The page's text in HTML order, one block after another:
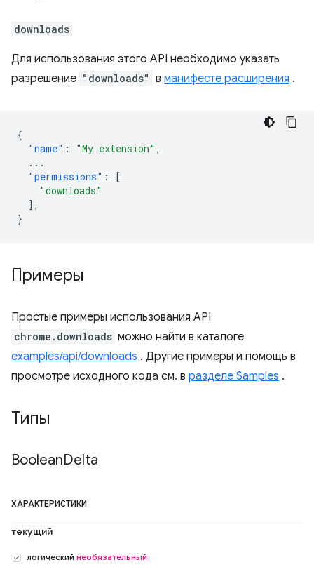
downloads
Для использования этого API необходимо указать
разрешение "downloads" в манифесте расширения .
{
"name" : "My extension" ,
...
"permissions" :
[
"downloads"
],
}
Примеры
Простые примеры использования API
chrome.downloads можно найти в каталоге
examples/api/downloads . Другие примеры и помощь в
просмотре исходного кода см. в разделе Samples .
Типы
BooleanDelta
ХАРАКТЕРИСТИКИ
текущий
логический необязательный